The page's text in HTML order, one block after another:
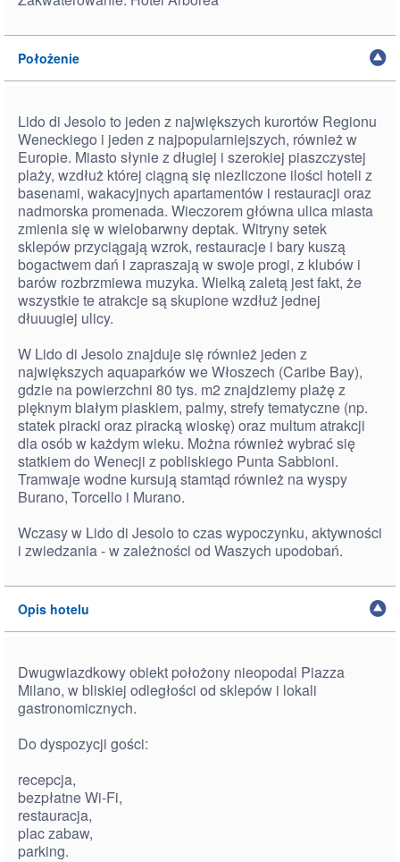
Położenie
Lido di Jesolo to jeden z największych kurortów Regionu
Weneckiego i jeden z najpopularniejszych, również w
Europie. Miasto słynie z długiej i szerokiej piaszczystej
plaży, wzdłuż której ciągną się niezliczone ilości hoteli z
basenami, wakacyjnych apartamentów i restauracji oraz
nadmorska promenada. Wieczorem główna ulica miasta
zmienia się w wielobarwny deptak. Witryny setek
sklepów przyciągają wzrok, restauracje i bary kuszą
bogactwem dań i zapraszają w swoje progi, z klubów i
barów rozbrzmiewa muzyka. Wielką zaletą jest fakt, że
wszystkie te atrakcje są skupione wzdłuż jednej
dłuuugiej ulicy.
W Lido di Jesolo znajduje się również jeden z
największych aquaparków we Włoszech (Caribe Bay),
gdzie na powierzchni 80 tys. m2 znajdziemy plażę z
pięknym białym piaskiem, palmy, strefy tematyczne (np.
statek piracki oraz piracką wioskę) oraz multum atrakcji
dla osób w każdym wieku. Można również wybrać się
statkiem do Wenecji z pobliskiego Punta Sabbioni.
Tramwaje wodne kursują stamtąd również na wyspy
Burano, Torcello i Murano.
Wczasy w Lido di Jesolo to czas wypoczynku, aktywności
i zwiedzania - w zależności od Waszych upodobań.
Opis hotelu
Dwugwiazdkowy obiekt położony nieopodal Piazza
Milano, w bliskiej odległości od sklepów i lokali
gastronomicznych.
Do dyspozycji gości:
recepcja,
bezpłatne Wi-Fi,
restauracja,
plac zabaw,
parking.